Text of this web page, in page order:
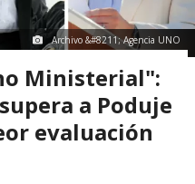
Archivo &#8211; Agencia UNO
Ministerial":
a Poduje
evaluación